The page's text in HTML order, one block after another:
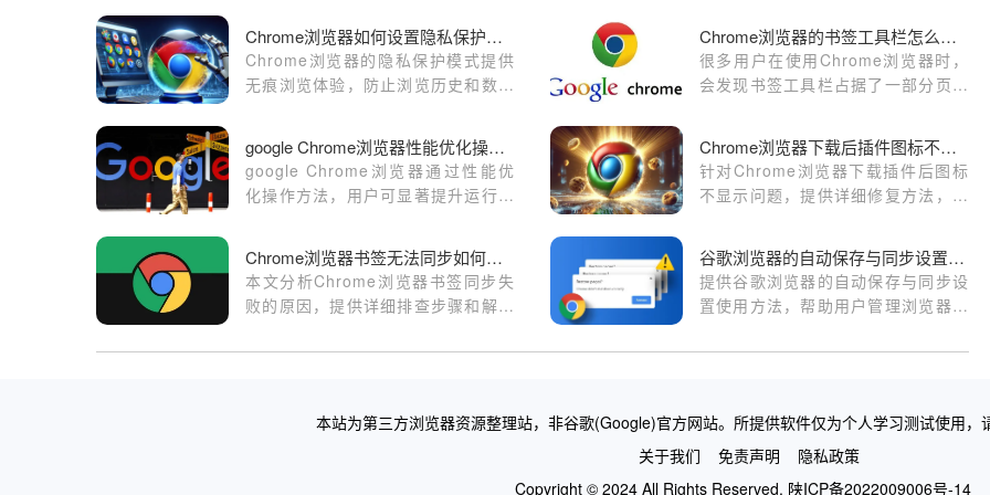
Chrome浏览器如何设置隐私保护模式
Chrome浏览器的隐私保护模式提供
无痕浏览体验，防止浏览历史和数据
Chrome浏览器的书签工具栏怎么隐藏
很多用户在使用Chrome浏览器时，
会发现书签工具栏占据了一部分页面
置隐藏书签工具栏。本文将详细介绍
如何在不同情况下隐藏书签栏，帮助
你更高效地管理浏览器界面。
google Chrome浏览器性能优化操作方法及实操经验
google Chrome浏览器通过性能优
化操作方法，用户可显著提升运行效
Chrome浏览器下载后插件图标不显示解决方法
针对Chrome浏览器下载插件后图标
不显示问题，提供详细修复方法，保
Chrome浏览器书签无法同步如何排查原因
本文分析Chrome浏览器书签同步失
败的原因，提供详细排查步骤和解决
谷歌浏览器的自动保存与同步设置使用方法
提供谷歌浏览器的自动保存与同步设
置使用方法，帮助用户管理浏览器数
本站为第三方浏览器资源整理站，非谷歌(Google)官方网站。所提供软件仅为个人学习测试使用，
关于我们
免责声明
隐私政策
Copyright © 2024 All Rights Reserved. 陕ICP备2022009006号-14